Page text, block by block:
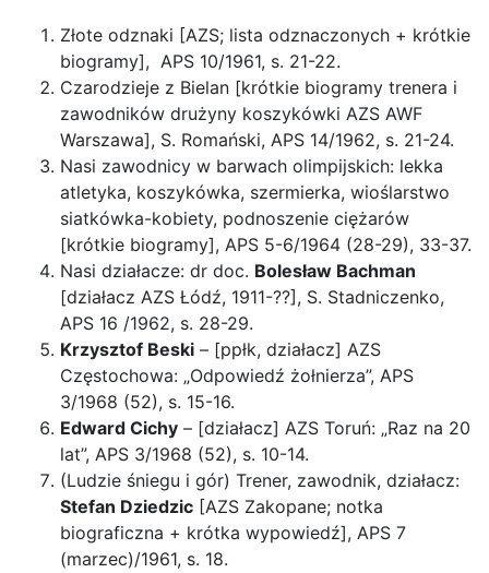
Złote odznaki [AZS; lista odznaczonych + krótkie
biogramy], APS 10/1961, s. 21-22.
Czarodzieje z Bielan [krótkie biogramy trenera i
zawodników drużyny koszykówki AZS AWF
Warszawa], S. Romański, APS 14/1962, s. 21-24.
Nasi zawodnicy w barwach olimpijskich: lekka
atletyka, koszykówka, szermierka, wioślarstwo
siatkówka-kobiety, podnoszenie ciężarów
[krótkie biogramy], APS 5-6/1964 (28-29), 33-37.
Nasi działacze: dr doc. Bolesław Bachman
[działacz AZS Łódź, 1911-??], S. Stadniczenko,
APS 16 /1962, s. 28-29.
Krzysztof Beski – [ppłk, działacz] AZS
Częstochowa: „Odpowiedź żołnierza”, APS
3/1968 (52), s. 15-16.
Edward Cichy – [działacz] AZS Toruń: „Raz na 20
lat”, APS 3/1968 (52), s. 10-14.
(Ludzie śniegu i gór) Trener, zawodnik, działacz:
Stefan Dziedzic [AZS Zakopane; notka
biograficzna + krótka wypowiedź], APS 7
(marzec)/1961, s. 18.